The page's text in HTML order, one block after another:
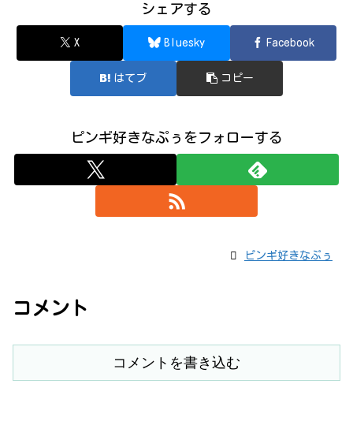
シェアする
X Bluesky Facebook
はてブ コピー
ピンギ好きなぷぅをフォローする
ピンギ好きなぷぅ
コメント
コメントを書き込む